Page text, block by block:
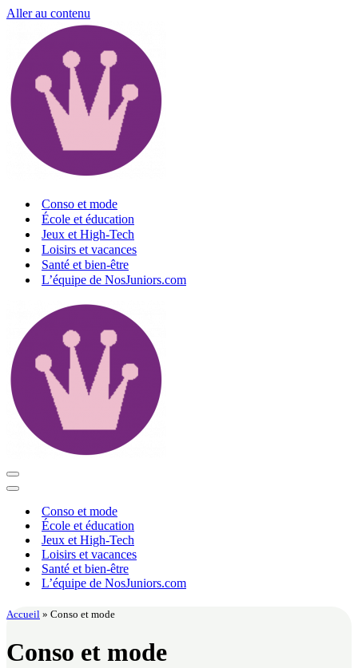
Aller au contenu
Conso et mode
École et éducation
Jeux et High-Tech
Loisirs et vacances
Santé et bien-être
L’équipe de NosJuniors.com
Menu
de
Menu
navigationConso et mode
École et éducation
Jeux et High-Tech
Loisirs et vacances
Santé et bien-être
L’équipe de NosJuniors.com
Accueil » Conso et mode
Conso et mode